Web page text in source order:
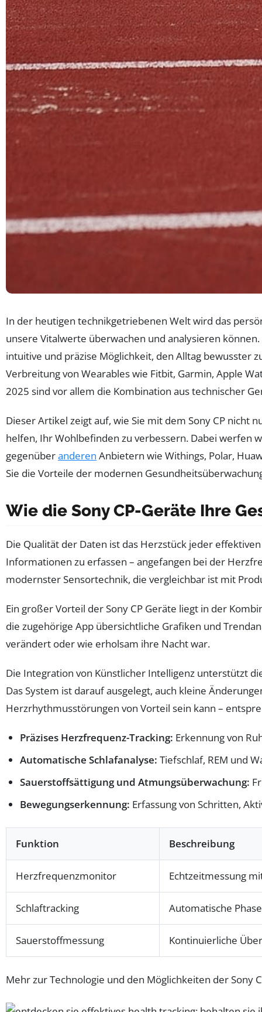
In der heutigen technikgetriebenen Welt wird das
unsere Vitalwerte überwachen und analysieren
intuitive und präzise Möglichkeit, den Alltag bewusster
Verbreitung von Wearables wie Fitbit, Garmin, Apple
2025 sind vor allem die Kombination aus technischer
Dieser Artikel zeigt auf, wie Sie mit dem Sony CP
helfen, Ihr Wohlbefinden zu verbessern. Dabei werfen
gegenüberanderen Anbietern wie Withings, Polar,
Sie die Vorteile der modernen
Wie die Sony CP-Geräte Ihre
Die Qualität der Daten ist das Herzstück jeder
Informationen zu erfassen – angefangen bei der
modernster Sensortechnik, die vergleichbar ist mit
Ein großer Vorteil der Sony CP Geräte liegt in der
die zugehörige App übersichtliche Grafiken und
verändert oder wie erholsam ihre Nacht war.
Die Integration von Künstlicher Intelligenz unterstützt
Das System ist darauf ausgelegt, auch kleine
Herzrhythmusstörungen von Vorteil sein kann –
Präzises Herzfrequenz-Tracking: Erkennung von
Automatische Schlafanalyse: Tiefschlaf, REM und
Sauerstoffsättigung und Atmungsüberwachung:
Bewegungserkennung: Erfassung von Schritten,
Funktion Beschreibung
Herzfrequenzmonitor Echtzeitmessung
Schlaftracking Automatische
Sauerstoffmessung Kontinuierliche
Mehr zur Technologie und den Möglichkeiten der Sony